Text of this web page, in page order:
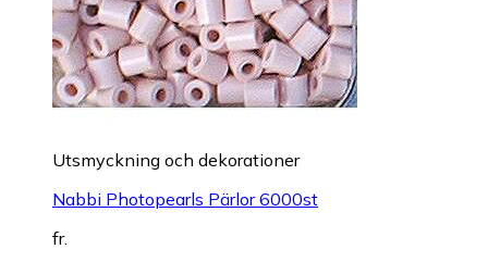
Utsmyckning och dekorationer
Nabbi Photopearls Pärlor 6000st
fr.